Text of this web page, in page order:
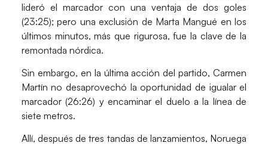
lideró el marcador con una ventaja de dos goles
(23:25); pero una exclusión de Marta Mangué en los
últimos minutos, más que rigurosa, fue la clave de la
remontada nórdica.
Sin embargo, en la última acción del partido, Carmen
Martín no desaprovechó la oportunidad de igualar el
marcador (26:26) y encaminar el duelo a la línea de
siete metros.
Allí, después de tres tandas de lanzamientos, Noruega